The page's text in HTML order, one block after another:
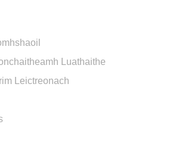
Luathaithe
Leictreonach